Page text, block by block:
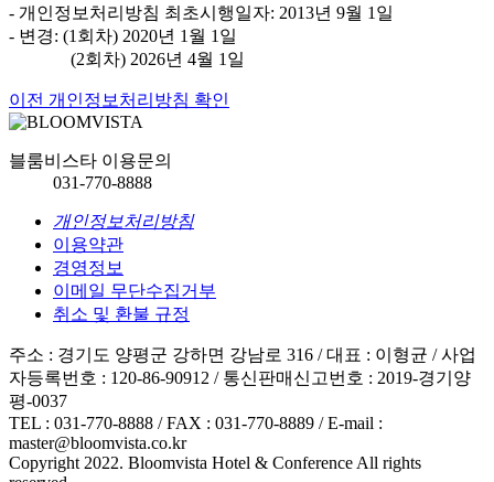
- 개인정보처리방침 최초시행일자: 2013년 9월 1일
- 변경: (1회차) 2020년 1월 1일
(2회차) 2026년 4월 1일
이전 개인정보처리방침 확인
블룸비스타 이용문의
031-770-8888
개인정보처리방침
이용약관
경영정보
이메일 무단수집거부
취소 및 환불 규정
주소 : 경기도 양평군 강하면 강남로 316 /대표 : 이형균 / 사업
자등록번호 : 120-86-90912 / 통신판매신고번호 : 2019-경기양
평-0037
TEL : 031-770-8888 / FAX : 031-770-8889 /E-mail :
master@bloomvista.co.kr
Copyright 2022. Bloomvista Hotel & Conference All rights